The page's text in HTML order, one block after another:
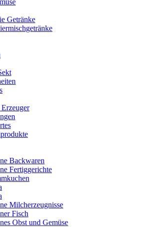
Getränke
Backwaren
Fertiggerichte
Milcherzeugnisse
Fisch
Obst und Gemüse